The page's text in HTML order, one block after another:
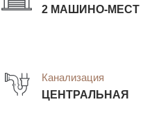
2 МАШИНО-МЕСТ
Канализация
ЦЕНТРАЛЬНАЯ